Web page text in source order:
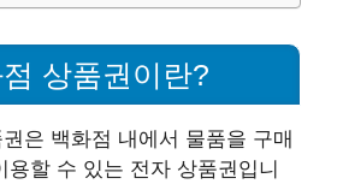
상품권이란?
은 백화점 내에서 물품을 구매
용할 수 있는 전자 상품권입니